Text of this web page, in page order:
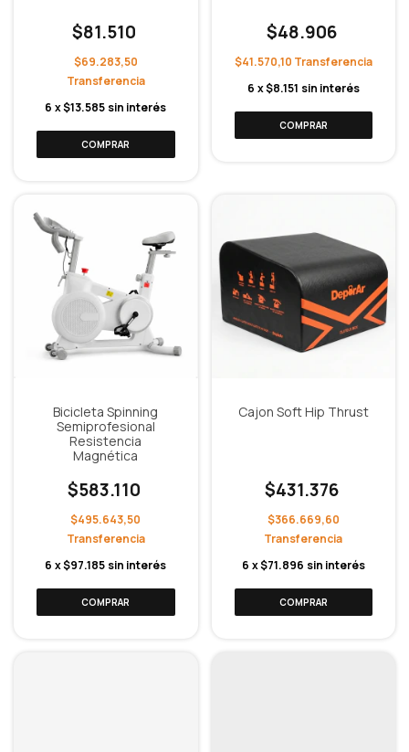
$81.510
$69.283,50
6 x$13.585 sin interés
$48.906
$41.570,10
6 x$8.151 sin interés
Bicicleta Spinning
Semiprofesional
Resistencia
Magnética
$583.110
$495.643,50
6 x$97.185 sin interés
Cajon Soft Hip Thrust
$431.376
$366.669,60
6 x$71.896 sin interés